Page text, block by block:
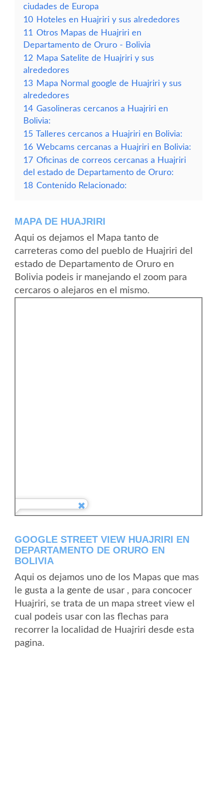
ciudades de Europa
10 Hoteles en Huajriri y sus alrededores
11 Otros Mapas de Huajriri en
Departamento de Oruro - Bolivia
12 Mapa Satelite de Huajriri y sus
alrededores
13 Mapa Normal google de Huajriri y sus
alrededores
14 Gasolineras cercanos a Huajriri en
Bolivia:
15 Talleres cercanos a Huajriri en Bolivia:
16 Webcams cercanas a Huajriri en Bolivia:
17 Oficinas de correos cercanas a Huajriri
del estado de Departamento de Oruro:
18 Contenido Relacionado:
MAPA DE HUAJRIRI
Aqui os dejamos el Mapa tanto de
carreteras como del pueblo de Huajriri del
estado de Departamento de Oruro en
Bolivia podeis ir manejando el zoom para
cercaros o alejaros en el mismo.
GOOGLE STREET VIEW HUAJRIRI EN
DEPARTAMENTO DE ORURO EN
BOLIVIA
Aqui os dejamos uno de los Mapas que mas
le gusta a la gente de usar , para concocer
Huajriri, se trata de un mapa street view el
cual podeis usar con las flechas para
recorrer la localidad de Huajriri desde esta
pagina.